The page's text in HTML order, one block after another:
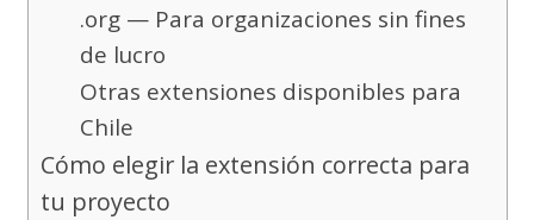
.org — Para organizaciones sin fines
de lucro
Otras extensiones disponibles para
Chile
Cómo elegir la extensión correcta para
tu proyecto